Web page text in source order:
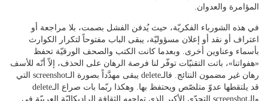
المؤامرة والعدوان.
في هذه الشورباء الفكريّة، حيث يُدفن الفشل بصمت، بلا مراجعة أو
اعتراف أو نقد أو إعلان مسؤوليّة، يبقى الباب مفتوحاً لتكرار الكوارث
بأسماء وعناوين أخرى. وبعدما كانت الكتب والصحف الورقيّة تحفظ
«هفواتنا»، باتت التقنيّات توفّر لنا فرصة الرهان على الحذف، إلاّ أنّه للأسف
رهان غير مضمون النتائج. فالـdelete يبقى مهدَّداً بصورة الـscreenshot التي
قد يلتقطها عدوّ متلصّص ويحتفظ بها. وهكذا ربّما بات صراع الـdelete
والـscreenshot التحدّي الأكبر الذي تواجهه الثقافة الراديكاليّة العربيّة في